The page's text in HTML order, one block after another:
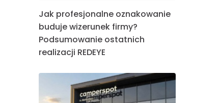
Jak profesjonalne oznakowanie
buduje wizerunek firmy?
Podsumowanie ostatnich
realizacji REDEYE